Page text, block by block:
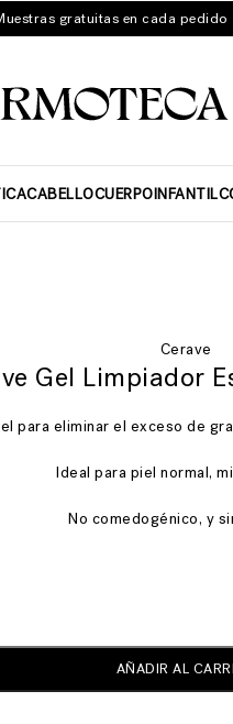
gratuitas en cada pedido
CABELLOCUERPOINFANTIL
Cerave
Gel Limpiador
para eliminar el exceso de
Ideal para piel normal,
No comedogénico, y
AÑADIR AL